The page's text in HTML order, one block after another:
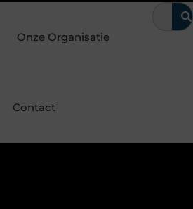
onmisbaar is voor woningen
Onze Organisatie
Contact